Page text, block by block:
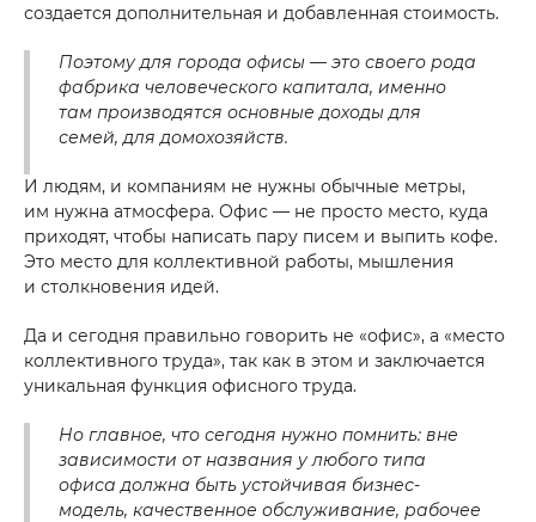
создается дополнительная и добавленная стоимость.
Поэтому для города офисы — это своего рода
фабрика человеческого капитала, именно
там производятся основные доходы для
семей, для домохозяйств.
И людям, и компаниям не нужны обычные метры,
им нужна атмосфера. Офис — не просто место, куда
приходят, чтобы написать пару писем и выпить кофе.
Это место для коллективной работы, мышления
и столкновения идей.
Да и сегодня правильно говорить не «офис», а «место
коллективного труда», так как в этом и заключается
уникальная функция офисного труда.
Но главное, что сегодня нужно помнить: вне
зависимости от названия у любого типа
офиса должна быть устойчивая бизнес-
модель, качественное обслуживание, рабочее